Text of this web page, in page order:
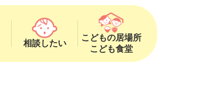
相談したい
こどもの居場所
こども食堂